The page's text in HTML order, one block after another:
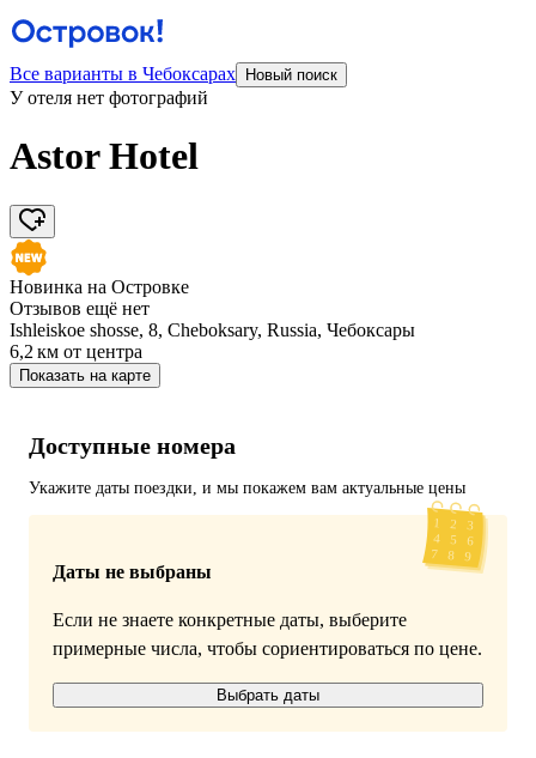
Все варианты в Чебоксарах Новый поиск
У отеля нет фотографий
Astor Hotel
Новинка на Островке
Отзывов ещё нет
Ishleiskoe shosse, 8, Cheboksary, Russia, Чебоксары
6,2 км от центра
Показать на карте
Доступные номера
Укажите даты поездки, и мы покажем вам актуальные цены
Даты не выбраны
Если не знаете конкретные даты, выберите
примерные числа, чтобы сориентироваться по цене.
Выбрать даты